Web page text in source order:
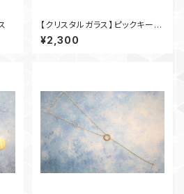
【クリスタルガラス】ピックキーホ
ルダー
¥2,300